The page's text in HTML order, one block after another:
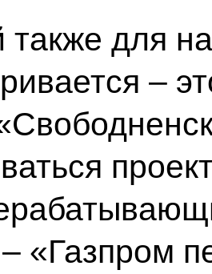
для
–
«Газпром